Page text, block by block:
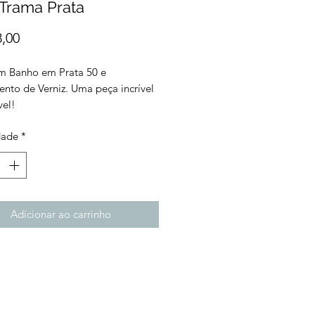
Prata
Preço
Banho em Prata 50 e
de Verniz. Uma peça incrível
*
Adicionar ao carrinho